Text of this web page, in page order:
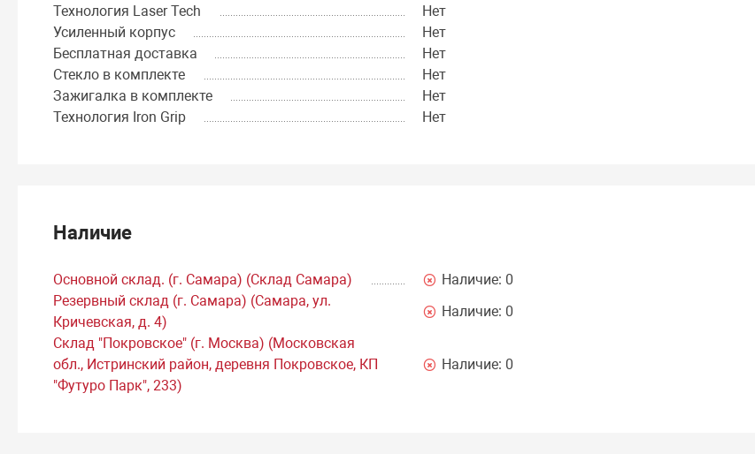
Технология Laser Tech
Нет
Усиленный корпус
Нет
Бесплатная доставка
Нет
Стекло в комплекте
Нет
Зажигалка в комплекте
Нет
Технология Iron Grip
Нет
Наличие
Основной склад. (г. Самара) (Склад Самара) Наличие: 0
Резервный склад (г. Самара) (Самара, ул.
Кричевская, д. 4)
Наличие: 0
Склад "Покровское" (г. Москва) (Московская
обл., Истринский район, деревня Покровское, КП
"Футуро Парк", 233)
Наличие: 0